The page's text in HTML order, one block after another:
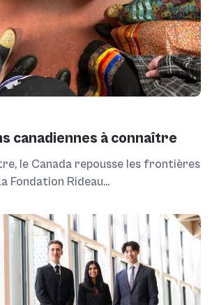
canadiennes à connaître
le Canada repousse les frontières
Fondation Rideau...